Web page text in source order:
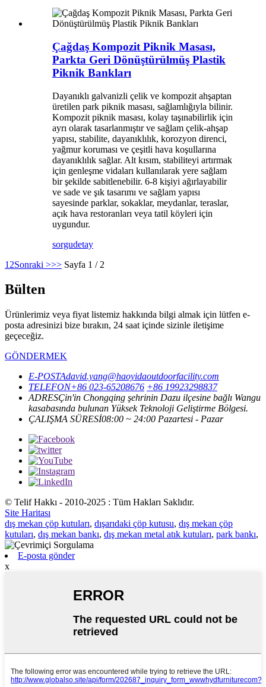
Çağdaş Kompozit Piknik Masası,
Parkta Geri Dönüştürülmüş Plastik
Piknik Bankları
Dayanıklı galvanizli çelik ve kompozit ahşaptan
üretilen park piknik masası, sağlamlığıyla bilinir.
Kompozit piknik masası, kolay taşınabilirlik için
ayrı olarak tasarlanmıştır ve sağlam çelik-ahşap
yapısı, stabilite, dayanıklılık, korozyon direnci,
yağmur koruması ve çeşitli hava koşullarına
dayanıklılık sağlar. Alt kısım, stabiliteyi artırmak
için genleşme vidaları kullanılarak yere sağlam
bir şekilde sabitlenebilir. 6-8 kişiyi ağırlayabilir
ve sade ve şık tasarımı ve sağlam yapısı
sayesinde parklar, sokaklar, meydanlar, teraslar,
açık hava restoranları veya tatil köyleri için
uygundur.
sorgudetay
1 2Sonraki >>> Sayfa 1 / 2
Bülten
Ürünlerimiz veya fiyat listemiz hakkında bilgi almak için lütfen e-
posta adresinizi bize bırakın, 24 saat içinde sizinle iletişime
geçeceğiz.
GÖNDERMEK
E-POSTAdavid.yang@haoyidaoutdoorfacility.com
TELEFON+86 023-65208676 +86 19923298837
ADRESÇin'in Chongqing şehrinin Dazu ilçesine bağlı Wangu
kasabasında bulunan Yüksek Teknoloji Geliştirme Bölgesi.
ÇALIŞMA SÜRESİ08:00 ~ 24:00 Pazartesi - Pazar
© Telif Hakkı - 2010-2025 : Tüm Hakları Saklıdır.
Site Haritası
dış mekan çöp kutuları, dışarıdaki çöp kutusu, dış mekan çöp
kutuları, dış mekan bankı, dış mekan metal atık kutuları, park bankı,
E-posta gönder
x